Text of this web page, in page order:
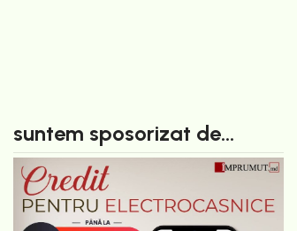
suntem sposorizat de...